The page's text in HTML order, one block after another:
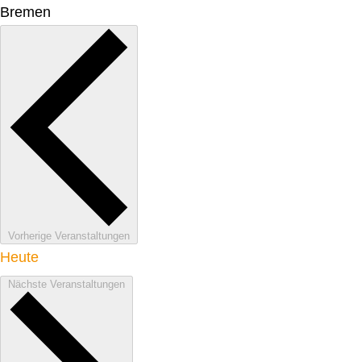
Bremen
Vorherige Veranstaltungen
Heute
Nächste Veranstaltungen